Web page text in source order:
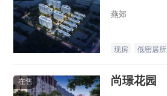
燕郊
现房 低密居所
在售 尚璟花园